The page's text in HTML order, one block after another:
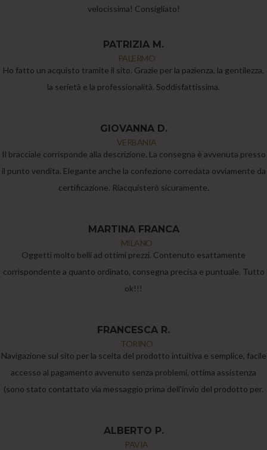
velocissima! Consigliato!
PATRIZIA M.
PALERMO
Ho fatto un acquisto tramite il sito. Grazie per la pazienza, la gentilezza,
la serietà e la professionalità. Soddisfattissima.
GIOVANNA D.
VERBANIA
Il bracciale corrisponde alla descrizione. La consegna è avvenuta presso
il punto vendita. Elegante anche la confezione corredata ovviamente da
certificazione. Riacquisterò sicuramente.
MARTINA FRANCA
MILANO
Oggetti molto belli ad ottimi prezzi. Contenuto esattamente
corrispondente a quanto ordinato, consegna precisa e puntuale. Tutto
ok!!!
FRANCESCA R.
TORINO
Navigazione sul sito per la scelta del prodotto intuitiva e semplice, facile
accesso al pagamento avvenuto senza problemi, ottima assistenza
(sono stato contattato via messaggio prima dell'invio del prodotto per.
ALBERTO P.
PAVIA